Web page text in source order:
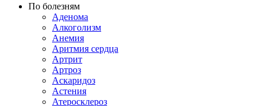
По болезням
Аденома
Алкоголизм
Анемия
Аритмия сердца
Артрит
Артроз
Аскаридоз
Астения
Атеросклероз